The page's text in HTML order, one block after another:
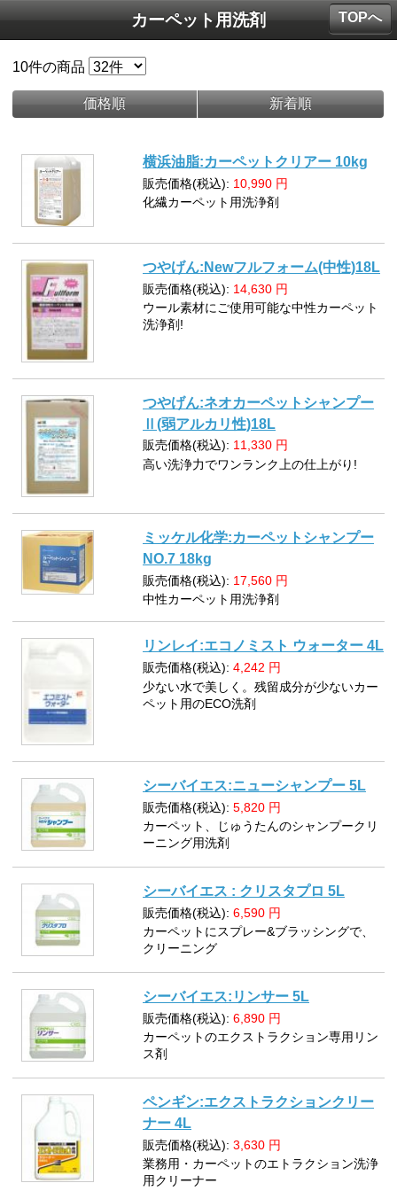
カーペット用洗剤
10件の商品
価格順 新着順
横浜油脂:カーペットクリアー 10kg
販売価格(税込): 10,990 円
化繊カーペット用洗浄剤
つやげん:Newフルフォーム(中性)18L
販売価格(税込): 14,630 円
ウール素材にご使用可能な中性カーペット
洗浄剤!
つやげん:ネオカーペットシャンプー
Ⅱ(弱アルカリ性)18L
販売価格(税込): 11,330 円
高い洗浄力でワンランク上の仕上がり!
ミッケル化学:カーペットシャンプー
NO.7 18kg
販売価格(税込): 17,560 円
中性カーペット用洗浄剤
リンレイ:エコノミスト ウォーター 4L
販売価格(税込): 4,242 円
少ない水で美しく。残留成分が少ないカー
ペット用のECO洗剤
シーバイエス:ニューシャンプー 5L
販売価格(税込): 5,820 円
カーペット、じゅうたんのシャンプークリ
ーニング用洗剤
シーバイエス : クリスタプロ 5L
販売価格(税込): 6,590 円
カーペットにスプレー&ブラッシングで、
クリーニング
シーバイエス:リンサー 5L
販売価格(税込): 6,890 円
カーペットのエクストラクション専用リン
ス剤
ペンギン:エクストラクションクリー
ナー 4L
販売価格(税込): 3,630 円
業務用・カーペットのエトラクション洗浄
用クリーナー
TOPへ